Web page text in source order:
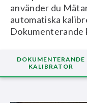
använder du
automatiska
Dokumenterande
DOKUMENTERANDE
KALIBRATOR